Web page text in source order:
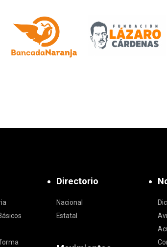
Directorio
Nacional
Estatal